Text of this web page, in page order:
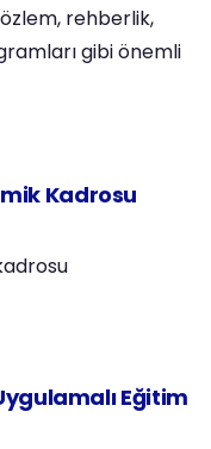
rehberlik,
gibi önemli
Kadrosu
Eğitim